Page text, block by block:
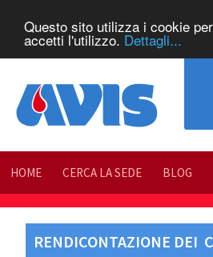
Questo sito utilizza i cookie
accetti l'utilizzo. Dettagli...
HOME CERCA LA SEDE BLOG
RENDICONTAZIONE DEI